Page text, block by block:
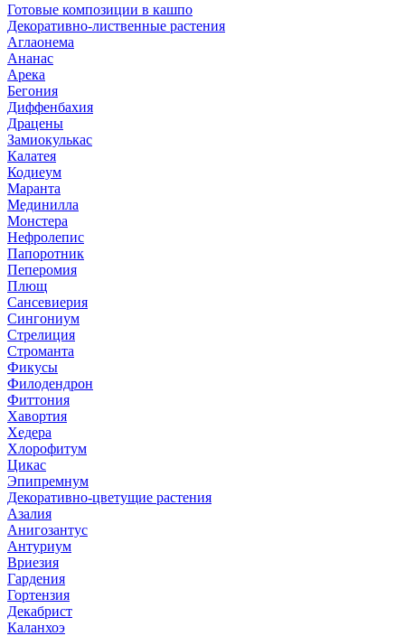
Готовые композиции в кашпо
Декоративно-лиственные растения
Аглаонема
Ананас
Арека
Бегония
Диффенбахия
Драцены
Замиокулькас
Калатея
Кодиеум
Маранта
Мединилла
Монстера
Нефролепис
Папоротник
Пеперомия
Плющ
Сансевиерия
Сингониум
Стрелиция
Строманта
Фикусы
Филодендрон
Фиттония
Хавортия
Хедера
Хлорофитум
Цикас
Эпипремнум
Декоративно-цветущие растения
Азалия
Анигозантус
Антуриум
Вриезия
Гардения
Гортензия
Декабрист
Каланхоэ